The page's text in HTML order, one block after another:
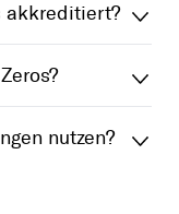
akkreditiert?
nutzen?